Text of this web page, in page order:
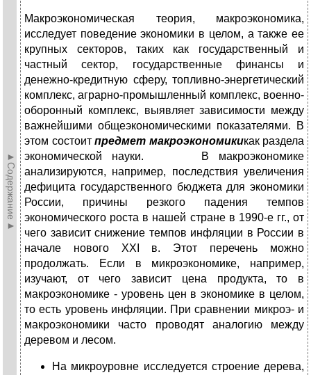
►Содержание►
Макроэкономическая теория, макроэкономика,
исследует поведение экономики в целом, а также ее
крупных секторов, таких как государственный и
частный сектор, государственные финансы и
денежно-кредитную сферу, топливно-энергетический
комплекс, аграрно-промышленный комплекс, военно-
оборонный комплекс, выявляет зависимости между
важнейшими общеэкономическими показателями. В
этом состоит предмет макроэкономикикак раздела
экономической науки. В макроэкономике
анализируются, например, последствия увеличения
дефицита государственного бюджета для экономики
России, причины резкого падения темпов
экономического роста в нашей стране в 1990-е гг., от
чего зависит снижение темпов инфляции в России в
начале нового ХХI в. Этот перечень можно
продолжать. Если в микроэкономике, например,
изучают, от чего зависит цена продукта, то в
макроэкономике - уровень цен в экономике в целом,
то есть уровень инфляции. При сравнении микроэ- и
макроэкономики часто проводят аналогию между
деревом и лесом.
На микроуровне исследуется строение дерева,